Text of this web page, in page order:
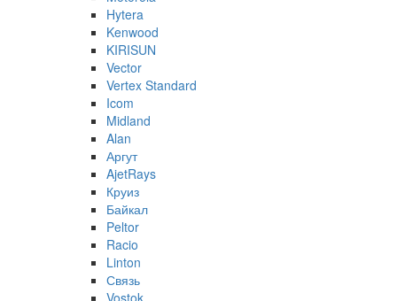
Hytera
Kenwood
KIRISUN
Vector
Vertex Standard
Icom
Midland
Alan
Аргут
AjetRays
Круиз
Байкал
Peltor
Racio
Linton
Связь
Vostok